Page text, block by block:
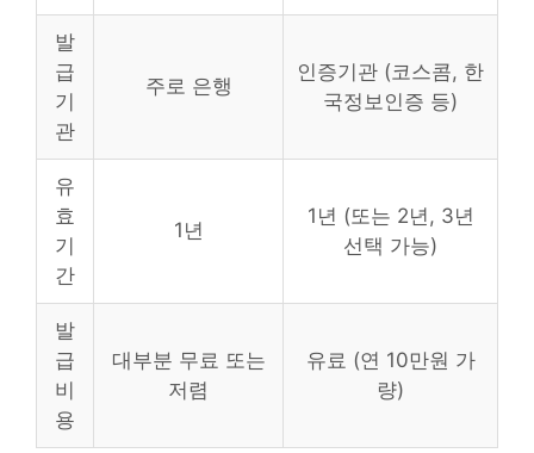
발
급
기
관
주로 은행
인증기관 (코스콤, 한
국정보인증 등)
유
효
기
간
1년
1년 (또는 2년, 3년
선택 가능)
발
급
비
용
대부분 무료 또는
저렴
유료 (연 10만원 가
량)